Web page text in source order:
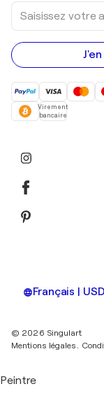
Saisissez
votre
adresse
e-
mail
Virement
bancaire
Français | USD
© 2026 Singulart
Mentions légales.
Peintre